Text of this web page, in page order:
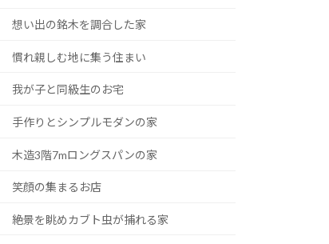
想い出の銘木を調合した家
慣れ親しむ地に集う住まい
我が子と同級生のお宅
手作りとシンプルモダンの家
木造3階7mロングスパンの家
笑顔の集まるお店
絶景を眺めカブト虫が捕れる家